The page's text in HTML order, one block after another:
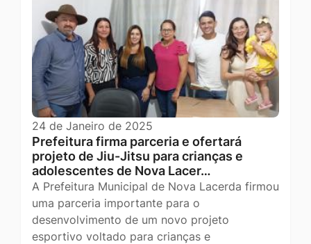
24 de Janeiro de 2025
Prefeitura firma parceria e ofertará
projeto de Jiu-Jitsu para crianças e
adolescentes de Nova Lacer…
A Prefeitura Municipal de Nova Lacerda firmou
uma parceria importante para o
desenvolvimento de um novo projeto
esportivo voltado para crianças e